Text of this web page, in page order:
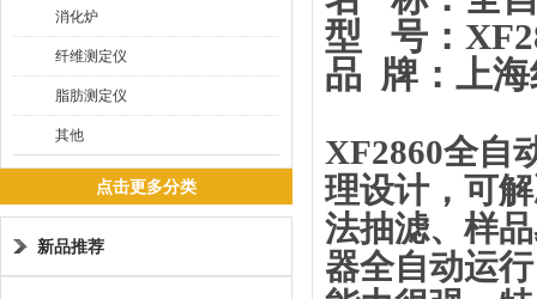
消化炉
纤维测定仪
脂肪测定仪
其他
点击更多分类
新品推荐
型
号： XF2
品 牌 ：上
XF2860全自
理设计，可
法抽滤、样
器全自动运